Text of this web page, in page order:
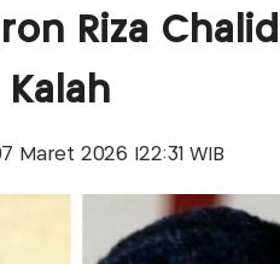
Riza
Maret 2026 |22:31 WIB